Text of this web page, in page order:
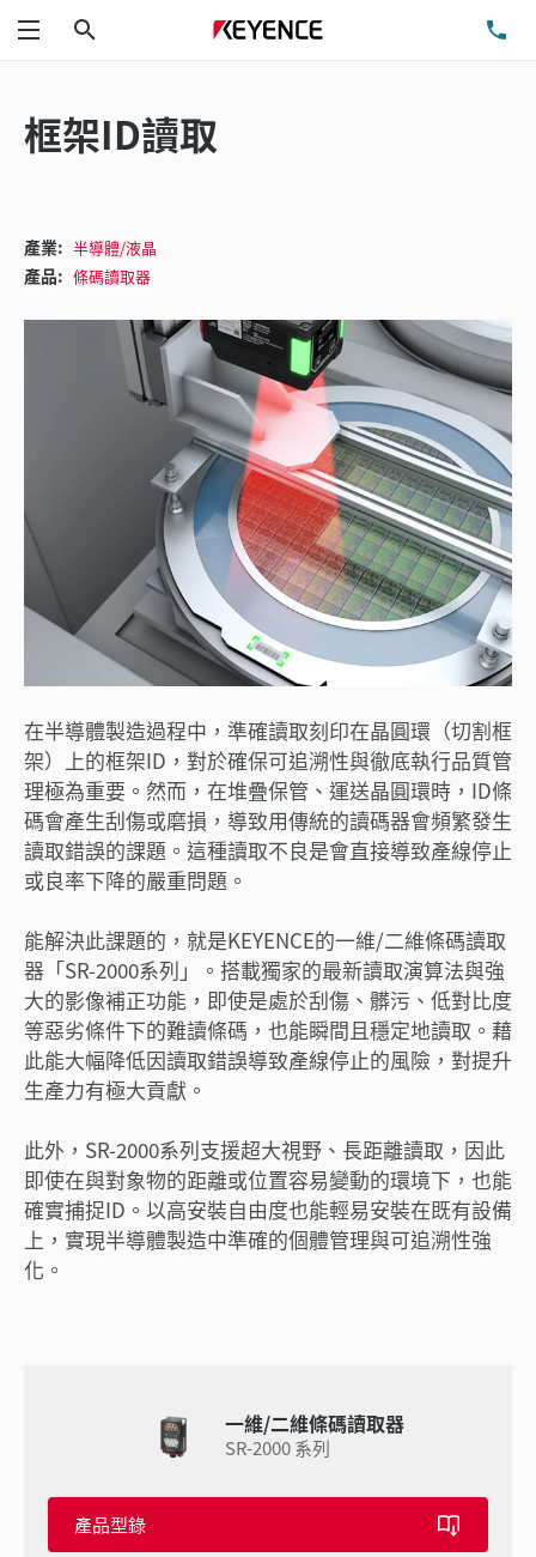
功能表
框架ID讀取
產業: 半導體/液晶
產品: 條碼讀取器
在半導體製造過程中，準確讀取刻印在晶圓環（切割框
架）上的框架ID，對於確保可追溯性與徹底執行品質管
理極為重要。然而，在堆疊保管、運送晶圓環時，ID條
碼會產生刮傷或磨損，導致用傳統的讀碼器會頻繁發生
讀取錯誤的課題。這種讀取不良是會直接導致產線停止
或良率下降的嚴重問題。
能解決此課題的，就是KEYENCE的一維/二維條碼讀取
器「SR-2000系列」。搭載獨家的最新讀取演算法與強
大的影像補正功能，即使是處於刮傷、髒污、低對比度
等惡劣條件下的難讀條碼，也能瞬間且穩定地讀取。藉
此能大幅降低因讀取錯誤導致產線停止的風險，對提升
生產力有極大貢獻。
此外，SR-2000系列支援超大視野、長距離讀取，因此
即使在與對象物的距離或位置容易變動的環境下，也能
確實捕捉ID。以高安裝自由度也能輕易安裝在既有設備
上，實現半導體製造中準確的個體管理與可追溯性強
化。
一維/二維條碼讀取器
SR-2000 系列
產品型錄